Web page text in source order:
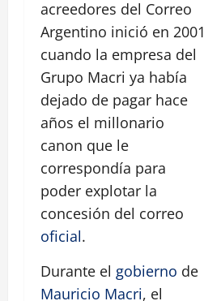
acreedores del Correo
Argentino inició en 2001
cuando la empresa del
Grupo Macri ya había
dejado de pagar hace
años el millonario
canon que le
correspondía para
poder explotar la
concesión del correo
oficial.
Durante el gobierno de
Mauricio Macri, el